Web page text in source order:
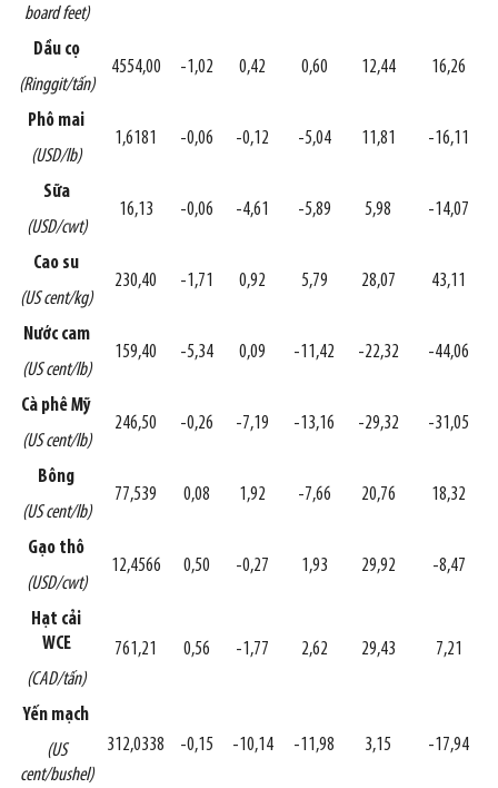
board feet)
Dầu cọ
(Ringgit/tấn)
4554,00 -1,02 0,42 0,60 12,44 16,26
Phô mai
(USD/lb)
1,6181 -0,06 -0,12 -5,04 11,81 -16,11
Sữa
(USD/cwt)
16,13 -0,06 -4,61 -5,89 5,98 -14,07
Cao su
(US cent/kg)
230,40 -1,71 0,92 5,79 28,07 43,11
Nước cam
(US cent/lb)
159,40 -5,34 0,09 -11,42 -22,32 -44,06
Cà phê Mỹ
(US cent/lb)
246,50 -0,26 -7,19 -13,16 -29,32 -31,05
Bông
(US cent/lb)
77,539 0,08 1,92 -7,66 20,76 18,32
Gạo thô
(USD/cwt)
12,4566 0,50 -0,27 1,93 29,92 -8,47
Hạt cải
WCE
(CAD/tấn)
761,21 0,56 -1,77 2,62 29,43 7,21
Yến mạch
(US
cent/bushel)
312,0338 -0,15 -10,14 -11,98 3,15 -17,94